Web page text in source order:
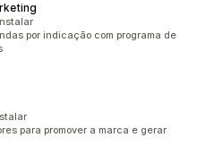
por indicação com programa de
para promover a marca e gerar